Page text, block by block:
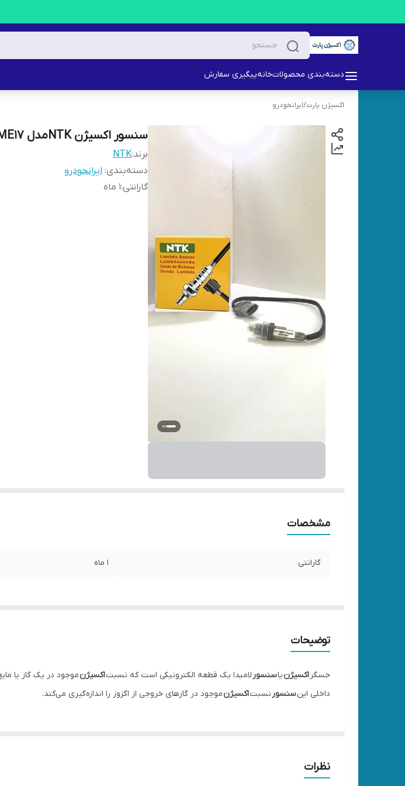
دسته‌بندی محصولاتخانهپیگیری سفارش
اکسیژن پارت/ایرانخودرو
سنسور اکسیژن NTKمدل ME17 سوکت طوسی پژو ۲۰۶
برند:NTK
دسته‌بندی: ایرانخودرو
گارانتی:1 ماه
مشخصات
گارانتی 1 ماه
توضیحات
حسگر اکسیژنیاسنسور لامبدا یک قطعه الکترونیکی است که نسبتاکسیژنموجود در یک گاز یا
داخلی اینسنسور نسبتاکسیژنموجود در گازهای خروجی از اگزوز را اندازه‌گیری می‌کند.
نظرات